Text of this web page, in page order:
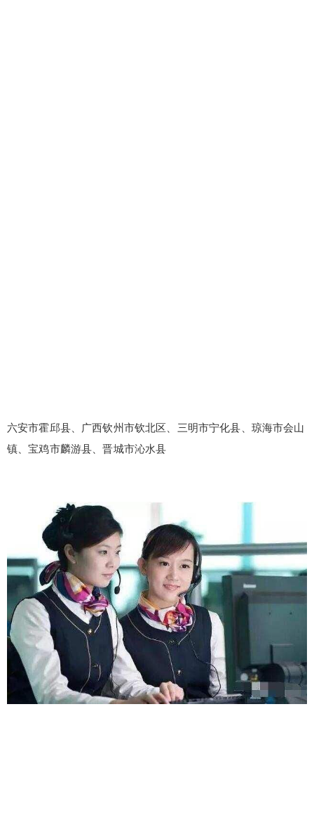
六安市霍邱县、广西钦州市钦北区、三明市宁化县、琼海市会山
镇、宝鸡市麟游县、晋城市沁水县